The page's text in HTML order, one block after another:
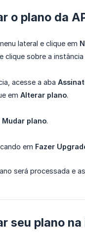
o plano da
lateral e clique em
clique sobre a
acesse a aba
em Alterar plano.
Mudar plano.
em Fazer
será processada e
seu plano